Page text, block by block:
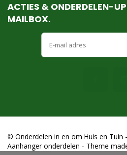
ACTIES & ONDERDELEN-
MAILBOX.
© Onderdelen in en om Huis en Tuin
Aanhanger onderdelen - Theme